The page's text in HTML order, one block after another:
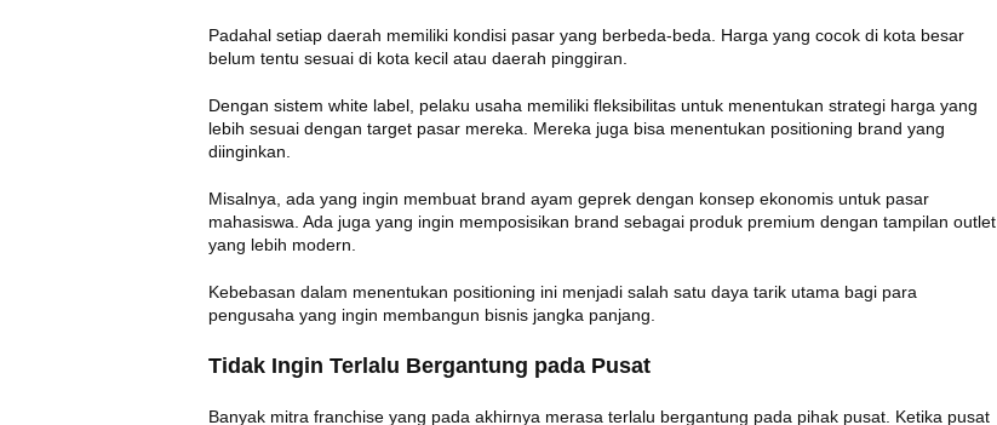
Padahal setiap daerah memiliki kondisi pasar yang berbeda-beda. Harga yang cocok di kota besar
belum tentu sesuai di kota kecil atau daerah pinggiran.
Dengan sistem white label, pelaku usaha memiliki fleksibilitas untuk menentukan strategi harga yang
lebih sesuai dengan target pasar mereka. Mereka juga bisa menentukan positioning brand yang
diinginkan.
Misalnya, ada yang ingin membuat brand ayam geprek dengan konsep ekonomis untuk pasar
mahasiswa. Ada juga yang ingin memposisikan brand sebagai produk premium dengan tampilan outlet
yang lebih modern.
Kebebasan dalam menentukan positioning ini menjadi salah satu daya tarik utama bagi para
pengusaha yang ingin membangun bisnis jangka panjang.
Tidak Ingin Terlalu Bergantung pada Pusat
Banyak mitra franchise yang pada akhirnya merasa terlalu bergantung pada pihak pusat. Ketika pusat